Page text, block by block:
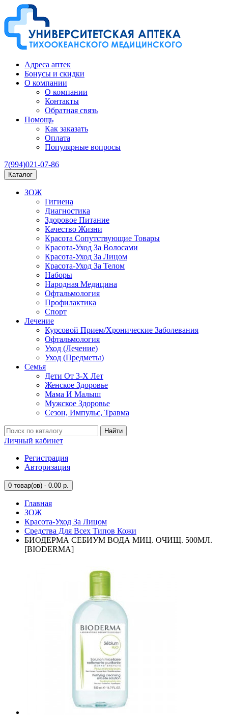
Адреса аптек
Бонусы и скидки
О компании
О компании
Контакты
Обратная связь
Помощь
Как заказать
Оплата
Популярные вопросы
7(994)021-07-86
Каталог
ЗОЖ
Гигиена
Диагностика
Здоровое Питание
Качество Жизни
Красота Сопутствующие Товары
Красота-Уход За Волосами
Красота-Уход За Лицом
Красота-Уход За Телом
Наборы
Народная Медицина
Офтальмология
Профилактика
Спорт
Лечение
Курсовой Прием/Хронические Заболевания
Офтальмология
Уход (Лечение)
Уход (Предметы)
Семья
Дети От 3-Х Лет
Женское Здоровье
Мама И Малыш
Мужское Здоровье
Сезон, Импульс, Травма
Найти
Личный кабинет
Регистрация
Авторизация
0 товар(ов) - 0.00 р.
Главная
ЗОЖ
Красота-Уход За Лицом
Средства Для Всех Типов Кожи
БИОДЕРМА СЕБИУМ ВОДА МИЦ. ОЧИЩ. 500МЛ.
[BIODERMA]